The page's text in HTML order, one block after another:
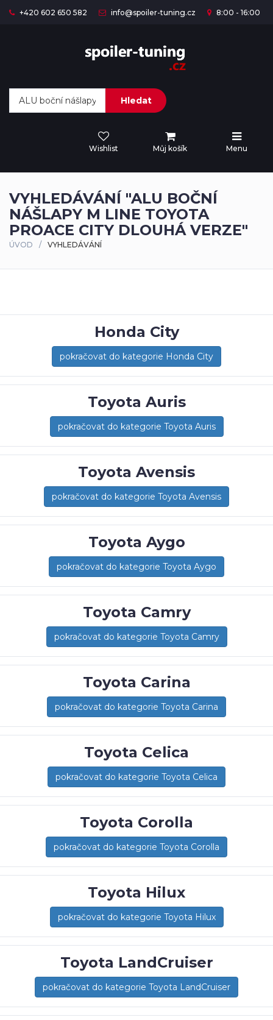
+420 602 650 582 info@spoiler-tuning.cz 8:00 - 16:00
Hledat
Wishlist Můj košík Menu
VYHLEDÁVÁNÍ "ALU BOČNÍ
NÁŠLAPY M LINE TOYOTA
PROACE CITY DLOUHÁ VERZE"
ÚVOD VYHLEDÁVÁNÍ
Honda City
pokračovat do kategorie Honda City
Toyota Auris
pokračovat do kategorie Toyota Auris
Toyota Avensis
pokračovat do kategorie Toyota Avensis
Toyota Aygo
pokračovat do kategorie Toyota Aygo
Toyota Camry
pokračovat do kategorie Toyota Camry
Toyota Carina
pokračovat do kategorie Toyota Carina
Toyota Celica
pokračovat do kategorie Toyota Celica
Toyota Corolla
pokračovat do kategorie Toyota Corolla
Toyota Hilux
pokračovat do kategorie Toyota Hilux
Toyota LandCruiser
pokračovat do kategorie Toyota LandCruiser